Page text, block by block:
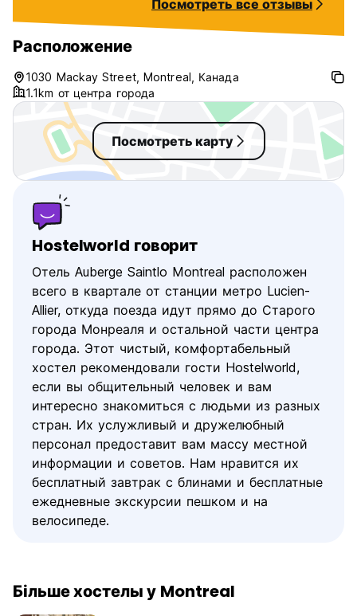
and Saintlo is
bunch of metro
whole city from
definitely stay
Посмотреть все отзывы
Расположение
1030 Mackay Street, Montreal, Канада
1.1km от центра города
Посмотреть карту
Hostelworld говорит
Отель Auberge Saintlo Montreal расположен
всего в квартале от станции метро Lucien-
Allier, откуда поезда идут прямо до Старого
города Монреаля и остальной части центра
города. Этот чистый, комфортабельный
хостел рекомендовали гости Hostelworld,
если вы общительный человек и вам
интересно знакомиться с людьми из разных
стран. Их услужливый и дружелюбный
персонал предоставит вам массу местной
информации и советов. Нам нравится их
бесплатный завтрак с блинами и бесплатные
ежедневные экскурсии пешком и на
велосипеде.
Більше хостелы у Montreal